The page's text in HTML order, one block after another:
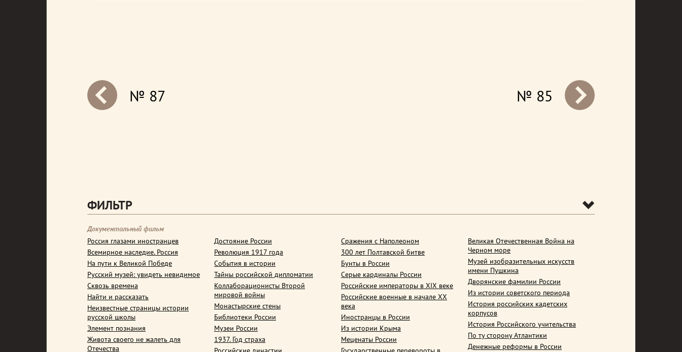
prev
№ 85
№ 87
ФИЛЬТР
Документальный фильм
Россия глазами иностранцев
Всемирное наследие. Россия
На пути к Великой Победе
Русский музей: увидеть невидимое
Сквозь времена
Найти и рассказать
Неизвестные страницы истории
русской школы
Элемент познания
Живота своего не жалеть для
Отечества
Достояние России
Революция 1917 года
События в истории
Тайны российской дипломатии
Коллаборационисты Второй
мировой войны
Монастырские стены
Библиотеки России
Музеи России
1937. Год страха
Сражения с Наполеоном
300 лет Полтавской битве
Бунты в России
Серые кардиналы России
Российские императоры в XIX веке
Российские военные в начале ХХ
века
Иностранцы в России
Из истории Крыма
Меценаты России
Великая Отечественная Война на
Черном море
Музей изобразительных искусств
имени Пушкина
Дворянские фамилии России
Из истории советского периода
История российских кадетских
корпусов
История Российского учительства
По ту сторону Атлантики
Денежные реформы в России